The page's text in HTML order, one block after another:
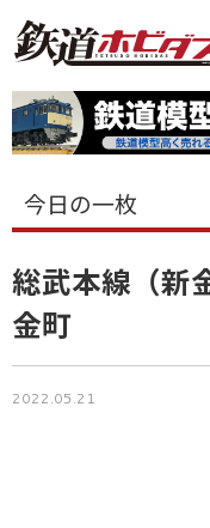
今日の一枚
総武本線（
金町
2022.05.21